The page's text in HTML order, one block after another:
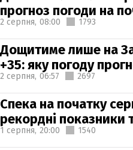
прогноз погоди на
2 серпня, 08:00 1793
Дощитиме лише на
+35: яку погоду
2 серпня, 06:57 2697
Спека на початку
рекордні показники
1 серпня, 20:00 1540